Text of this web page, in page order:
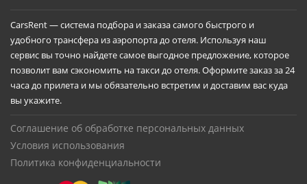
CarsRent — система подбора и заказа самого быстрого и
удобного трансфера из аэропорта до отеля. Используя наш
сервис вы точно найдете самое выгодное предложение, которое
позволит вам сэкономить на такси до отеля. Оформите заказ за 24
часа до прилета и мы обязательно встретим и доставим вас куда
вы укажите.
Соглашение об обработке персональных данных
Условия использования
Политика конфиденциальности